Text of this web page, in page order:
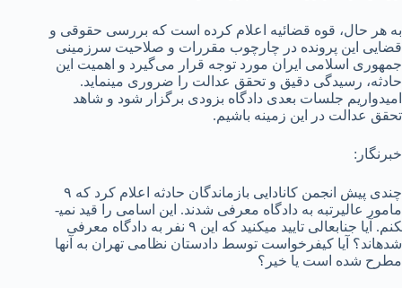
به هر حال، قوه قضائیه اعلام کرده است که بررسی حقوقی و
قضایی این پرونده در چارچوب مقررات و صلاحیت سرزمینی
جمهوری اسلامی ایران مورد توجه قرار می‌گیرد و اهمیت این
حادثه، رسیدگی دقیق و تحقق عدالت را ضروری می­نماید.
امیدواریم جلسات بعدی دادگاه بزودی برگزار شود و شاهد
تحقق عدالت در این زمینه باشیم.
خبرنگار:
چندی پیش انجمن کانادایی بازماندگان حادثه اعلام کرد که ۹
مامور عالی­رتبه به دادگاه معرفی شدند. این اسامی را قید نمی­
کنم. آیا جنابعالی تایید می­کنید که این ۹ نفر به دادگاه معرفی
شده­اند؟ آیا کیفرخواست توسط دادستان نظامی تهران به آنها
مطرح شده است یا خیر؟